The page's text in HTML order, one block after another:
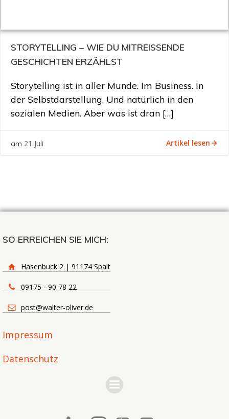
STORYTELLING – WIE DU MITREISSENDE G
ESCHICHTEN ERZÄHLST
Storytelling ist in aller Munde. Im Business. In
der Selbstdarstellung. Und natürlich in den
sozialen Medien. Aber was ist dran […]
am 21 Juli Artikel lesen
SO ERREICHEN SIE MICH:
Hasenbuck 2 | 91174 Spalt
09175 - 90 78 22
post@walter-oliver.de
Impressum
Datenschutz